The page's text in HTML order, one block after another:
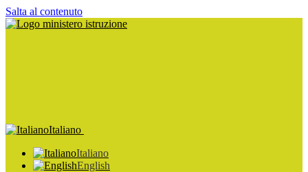
Salta al contenuto
Italiano
Italiano
English